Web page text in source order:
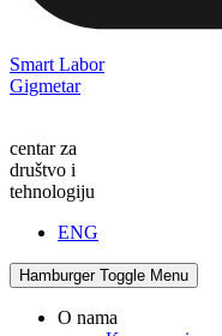
Smart Labor
Gigmetar
centar za
društvo i
tehnologiju
ENG
Hamburger Toggle Menu
O nama